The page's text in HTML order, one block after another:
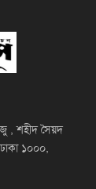
, শহীদ সৈয়দ
১০০০,